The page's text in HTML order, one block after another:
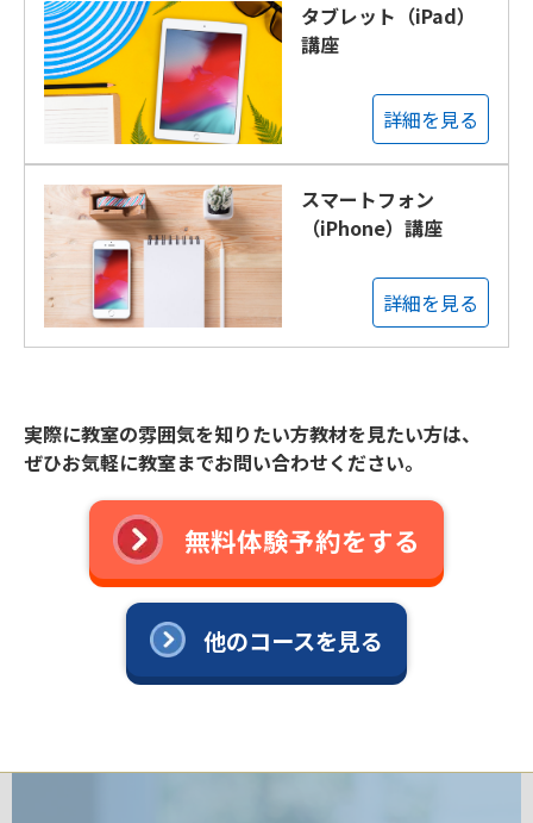
タブレット（iPad）
講座
詳細を見る
スマートフォン
（iPhone）講座
詳細を見る
実際に教室の雰囲気を知りたい方教材を見たい方は、
ぜひお気軽に教室までお問い合わせください。
無料体験予約をする
他のコースを見る